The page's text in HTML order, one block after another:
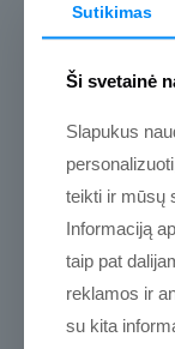
NAUJA
Sutikimas
Ši svetainė
Slapukus
teikti ir mūsų
Informaciją
taip pat
reklamos ir
su kita